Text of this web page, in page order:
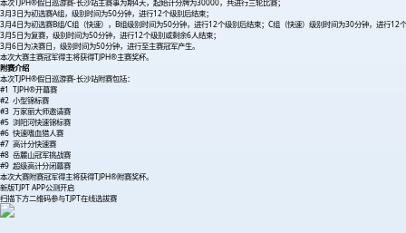
本次TJPH®假日巡游赛-长沙站主赛事为期4天，起始计分牌为30000，共进行三轮比赛；
3月3日为初选赛A组，级别时间为50分钟，进行12个级别后结束；
3月4日为初选赛B组/C组（快速），B组级别时间为50分钟，进行12个级别后结束；C组（快速）级别时间为30分钟，进行12
3月5日为复赛，级别时间为50分钟，进行12个级别或剩余6人结束；
3月6日为决赛日，级别时间为50分钟，进行至主赛冠军产生。
本次大赛主赛冠军得主将获得TJPH®主赛奖杯。
附赛介绍
本次TJPH®假日巡游赛-长沙站附赛包括：
#1 TJPH®开幕赛
#2 小型锦标赛
#3 万家丽大师邀请赛
#5 浏阳河快速锦标赛
#6 快速嗜血猎人赛
#7 高计分快速赛
#8 岳麓山冠军挑战赛
#9 超级高计分闭幕赛
本次大赛附赛冠军得主将获得TJPH®附赛奖杯。
新版TJPT APP公测开启
扫描下方二维码参与TJPT在线选拔赛